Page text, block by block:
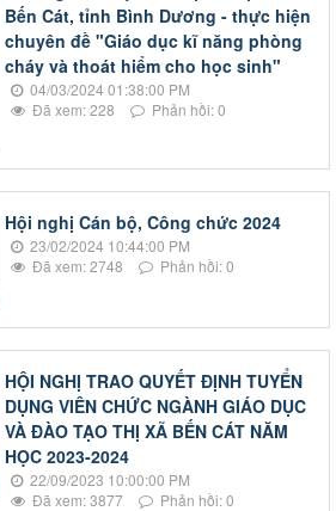
Bến Cát, tỉnh Bình Dương - thực hiện
chuyên đề "Giáo dục kĩ năng phòng
cháy và thoát hiểm cho học sinh"
04/03/2024 01:38:00 PM
Đã xem: 228
Phản hồi: 0
Hội nghị Cán bộ, Công chức 2024
23/02/2024 10:44:00 PM
Đã xem: 2748
Phản hồi: 0
HỘI NGHỊ TRAO QUYẾT ĐỊNH TUYỂN
DỤNG VIÊN CHỨC NGÀNH GIÁO DỤC
VÀ ĐÀO TẠO THỊ XÃ BẾN CÁT NĂM
HỌC 2023-2024
22/09/2023 10:00:00 PM
Đã xem: 3877
Phản hồi: 0